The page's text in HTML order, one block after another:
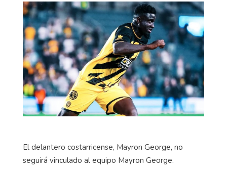
El delantero costarricense, Mayron George, no
seguirá vinculado al equipo Mayron George.